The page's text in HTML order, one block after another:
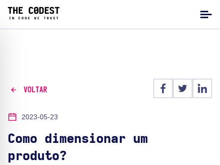
VOLTAR
2023-05-23
Como dimensionar um
produto?